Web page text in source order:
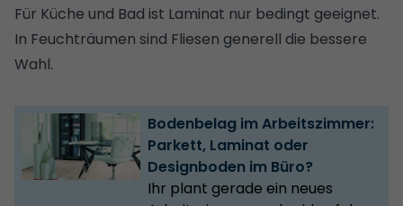
Für Küche und Bad ist Laminat nur bedingt geeignet.
In Feuchträumen sind Fliesen generell die bessere
Wahl.
Bodenbelag im Arbeitszimmer:
Parkett, Laminat oder
Designboden im Büro?
Ihr plant gerade ein neues